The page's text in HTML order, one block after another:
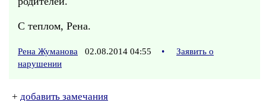
С теплом, Рена.
Рена Жуманова 02.08.2014 04:55 •
Заявить о
нарушении
+ добавить замечания